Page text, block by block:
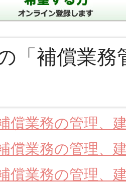
「補償業
償業務の管理、
償業務の管理、
償業務の管理、